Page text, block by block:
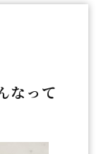
なって